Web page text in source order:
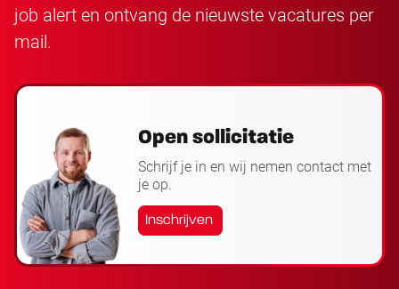
job alert en ontvang de nieuwste vacatures per
mail.
Open sollicitatie
Schrijf je in en wij nemen contact met
je op.
Inschrijven